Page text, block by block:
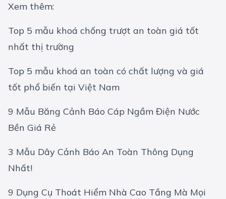
Xem thêm:
Top 5 mẫu khoá chống trượt an toàn giá tốt
nhất thị trường
Top 5 mẫu khoá an toàn có chất lượng và giá
tốt phổ biến tại Việt Nam
9 Mẫu Băng Cảnh Báo Cáp Ngầm Điện Nước
Bền Giá Rẻ
3 Mẫu Dây Cảnh Báo An Toàn Thông Dụng
Nhất!
9 Dụng Cụ Thoát Hiểm Nhà Cao Tầng Mà Mọi